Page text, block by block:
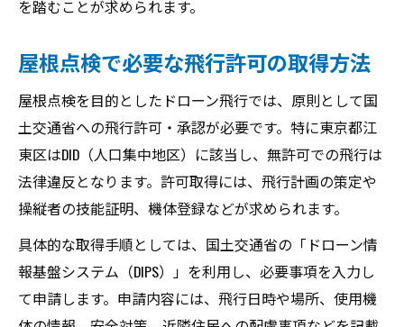
を踏むことが求められます。
屋根点検で必要な飛行許可の取得方法
屋根点検を目的としたドローン飛行では、原則として国
土交通省への飛行許可・承認が必要です。特に東京都江
東区はDID（人口集中地区）に該当し、無許可での飛行は
法律違反となります。許可取得には、飛行計画の策定や
操縦者の技能証明、機体登録などが求められます。
具体的な取得手順としては、国土交通省の「ドローン情
報基盤システム（DIPS）」を利用し、必要事項を入力し
て申請します。申請内容には、飛行日時や場所、使用機